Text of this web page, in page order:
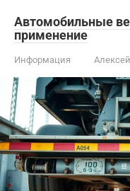
Автомобильные
применение
Информация